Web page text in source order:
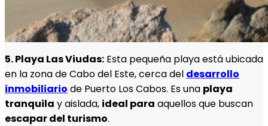
5. Playa Las Viudas: Esta pequeña playa está ubicada
en la zona de Cabo del Este, cerca del desarrollo
inmobiliario de Puerto Los Cabos. Es una playa
tranquila y aislada, ideal para aquellos que buscan
escapar del turismo.